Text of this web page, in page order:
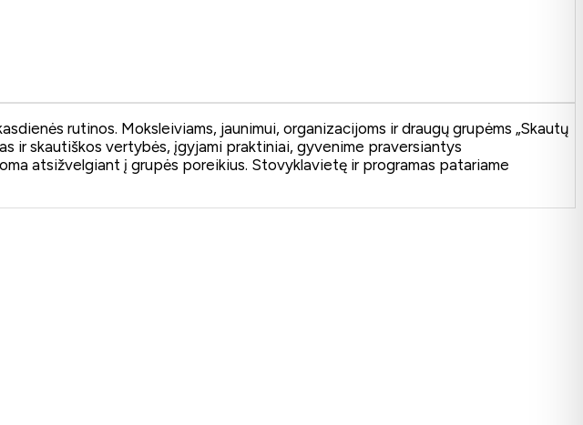
rutinos. Moksleiviams, jaunimui, organizacijoms ir draugų grupėms „Skautų
ir skautiškos vertybės, įgyjami praktiniai, gyvenime praversiantys
atsižvelgiant į grupės poreikius. Stovyklavietę ir programas patariame